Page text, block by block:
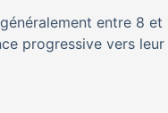
entre 8
progressive vers